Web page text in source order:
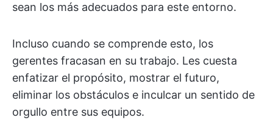
sean los más adecuados para este entorno.
Incluso cuando se comprende esto, los
gerentes fracasan en su trabajo. Les cuesta
enfatizar el propósito, mostrar el futuro,
eliminar los obstáculos e inculcar un sentido de
orgullo entre sus equipos.